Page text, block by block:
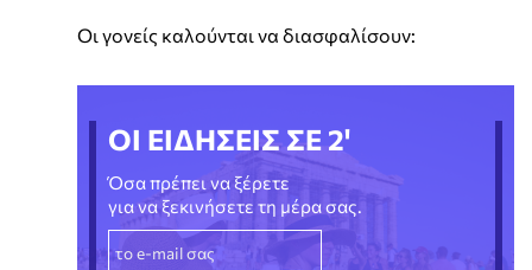
Οι γονείς καλούνται να διασφαλίσουν:
ΟΙ ΕΙΔΗΣΕΙΣ ΣΕ 2'
Όσα πρέπει να ξέρετε
για να ξεκινήσετε τη μέρα σας.